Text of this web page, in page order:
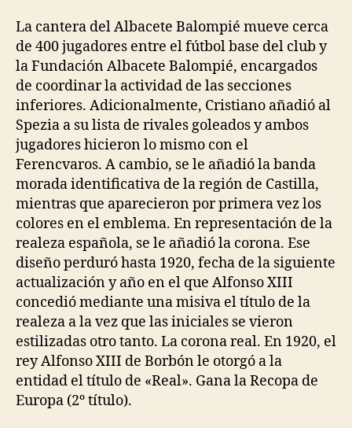
La cantera del Albacete Balompié mueve cerca
de 400 jugadores entre el fútbol base del club y
la Fundación Albacete Balompié, encargados
de coordinar la actividad de las secciones
inferiores. Adicionalmente, Cristiano añadió al
Spezia a su lista de rivales goleados y ambos
jugadores hicieron lo mismo con el
Ferencvaros. A cambio, se le añadió la banda
morada identificativa de la región de Castilla,
mientras que aparecieron por primera vez los
colores en el emblema. En representación de la
realeza española, se le añadió la corona. Ese
diseño perduró hasta 1920, fecha de la siguiente
actualización y año en el que Alfonso XIII
concedió mediante una misiva el título de la
realeza a la vez que las iniciales se vieron
estilizadas otro tanto. La corona real. En 1920, el
rey Alfonso XIII de Borbón le otorgó a la
entidad el título de «Real». Gana la Recopa de
Europa (2º título).